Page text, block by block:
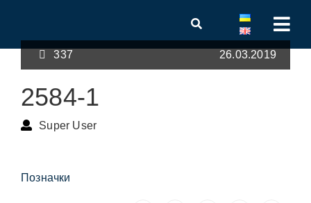
337 26.03.2019
2584-1
Super User
Позначки